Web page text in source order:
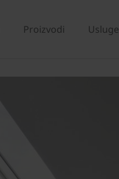
Proizvodi Usluge